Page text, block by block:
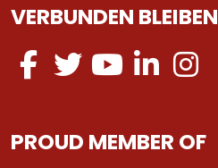
VERBUNDEN BLEIBEN
PROUD MEMBER OF